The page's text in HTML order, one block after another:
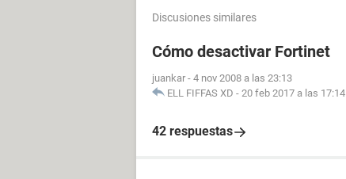
Discusiones similares
Cómo desactivar Fortinet
juankar - 4 nov 2008 a las 23:13
ELL FIFFAS XD - 20 feb 2017 a las 17:14
42 respuestas